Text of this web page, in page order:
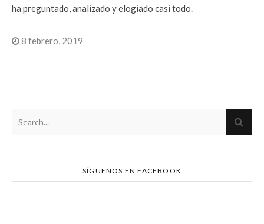
ha preguntado, analizado y elogiado casi todo.
8 febrero, 2019
SÍGUENOS EN FACEBOOK